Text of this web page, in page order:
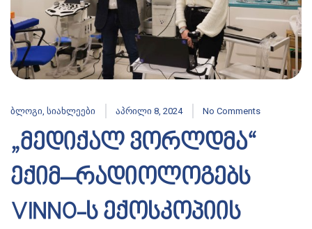
ბლოგი სიახლეები აპრილი 8, 2024 No Comments
„მედიქალ ვორლდმა“
ექიმ–რადიოლოგებს
VINNO-ს ექოსკოპიის